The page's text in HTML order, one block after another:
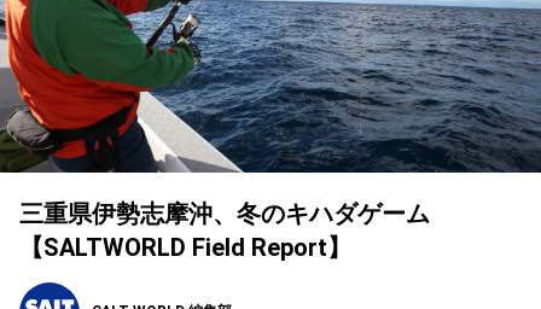
三重県伊勢志摩沖、冬のキハダゲーム
【SALTWORLD Field Report】